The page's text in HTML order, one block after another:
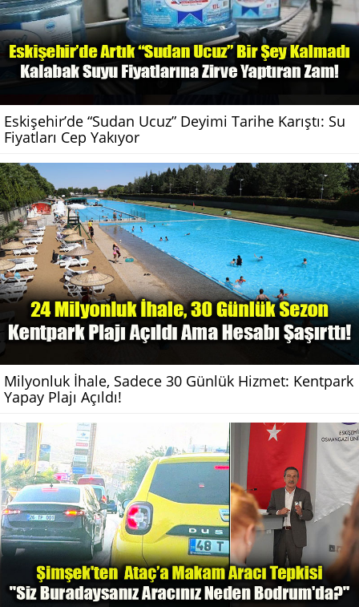
Eskişehir’de “Sudan Ucuz” Deyimi Tarihe Karıştı: Su
Fiyatları Cep Yakıyor
Milyonluk İhale, Sadece 30 Günlük Hizmet: Kentpark
Yapay Plajı Açıldı!